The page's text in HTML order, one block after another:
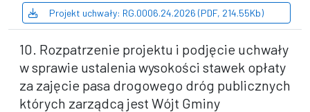
Projekt uchwały: RG.0006.24.2026 (PDF, 214.55Kb)
10. Rozpatrzenie projektu i podjęcie uchwały
w sprawie ustalenia wysokości stawek opłaty
za zajęcie pasa drogowego dróg publicznych
których zarządcą jest Wójt Gminy